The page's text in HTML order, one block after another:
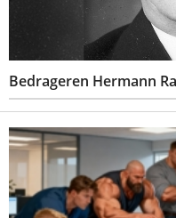
Bedrageren Hermann